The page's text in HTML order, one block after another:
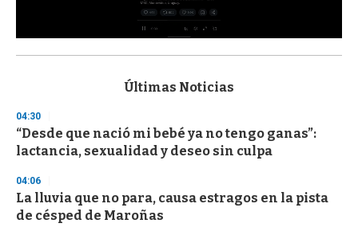
s
d
s
o
f
3
s
e
c
Últimas Noticias
04:30
“Desde que nació mi bebé ya no tengo ganas”:
lactancia, sexualidad y deseo sin culpa
04:06
La lluvia que no para, causa estragos en la pista
de césped de Maroñas